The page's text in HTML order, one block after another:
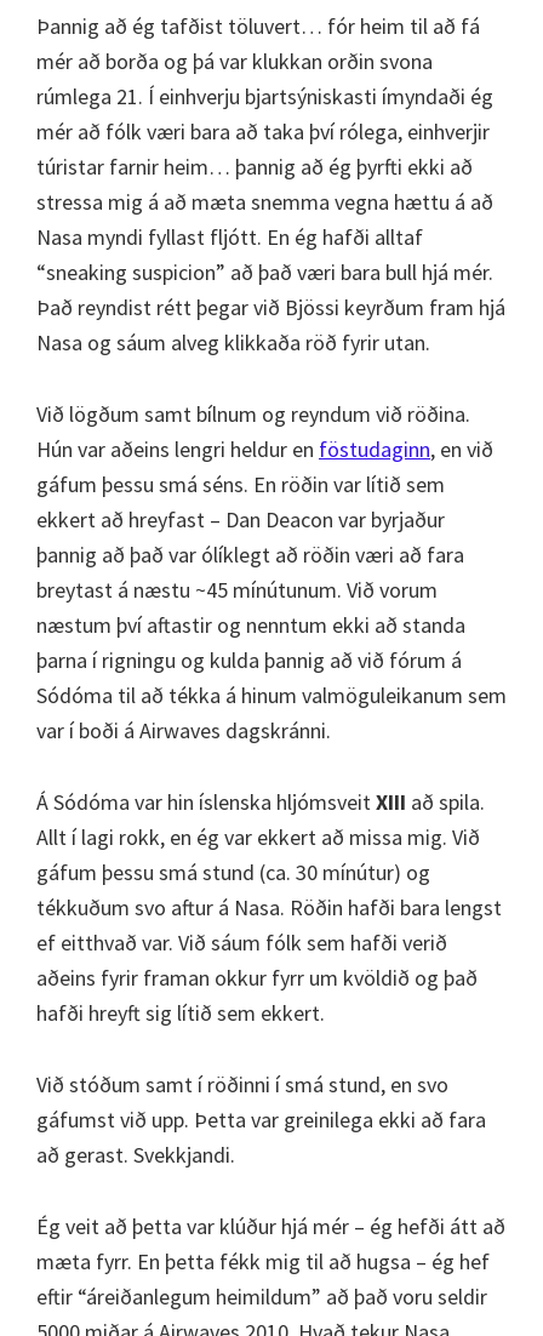
Þannig að ég tafðist töluvert… fór heim til að fá
mér að borða og þá var klukkan orðin svona
rúmlega 21. Í einhverju bjartsýniskasti ímyndaði ég
mér að fólk væri bara að taka því rólega, einhverjir
túristar farnir heim… þannig að ég þyrfti ekki að
stressa mig á að mæta snemma vegna hættu á að
Nasa myndi fyllast fljótt. En ég hafði alltaf
“sneaking suspicion” að það væri bara bull hjá mér.
Það reyndist rétt þegar við Bjössi keyrðum fram hjá
Nasa og sáum alveg klikkaða röð fyrir utan.
Við lögðum samt bílnum og reyndum við röðina.
Hún var aðeins lengri heldur en föstudaginn, en við
gáfum þessu smá séns. En röðin var lítið sem
ekkert að hreyfast – Dan Deacon var byrjaður
þannig að það var ólíklegt að röðin væri að fara
breytast á næstu ~45 mínútunum. Við vorum
næstum því aftastir og nenntum ekki að standa
þarna í rigningu og kulda þannig að við fórum á
Sódóma til að tékka á hinum valmöguleikanum sem
var í boði á Airwaves dagskránni.
Á Sódóma var hin íslenska hljómsveitXIII að spila.
Allt í lagi rokk, en ég var ekkert að missa mig. Við
gáfum þessu smá stund (ca. 30 mínútur) og
tékkuðum svo aftur á Nasa. Röðin hafði bara lengst
ef eitthvað var. Við sáum fólk sem hafði verið
aðeins fyrir framan okkur fyrr um kvöldið og það
hafði hreyft sig lítið sem ekkert.
Við stóðum samt í röðinni í smá stund, en svo
gáfumst við upp. Þetta var greinilega ekki að fara
að gerast. Svekkjandi.
Ég veit að þetta var klúður hjá mér – ég hefði átt að
mæta fyrr. En þetta fékk mig til að hugsa – ég hef
eftir “áreiðanlegum heimildum” að það voru seldir